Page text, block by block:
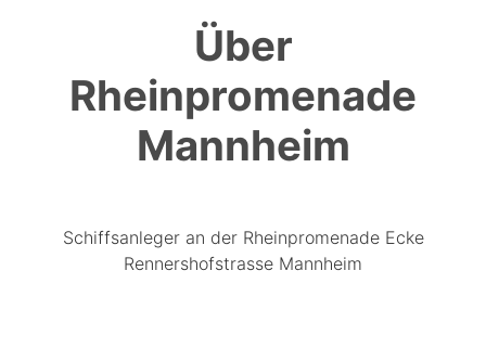
Über
Rheinpromenade
Mannheim
Schiffsanleger an der Rheinpromenade Ecke
Rennershofstrasse Mannheim